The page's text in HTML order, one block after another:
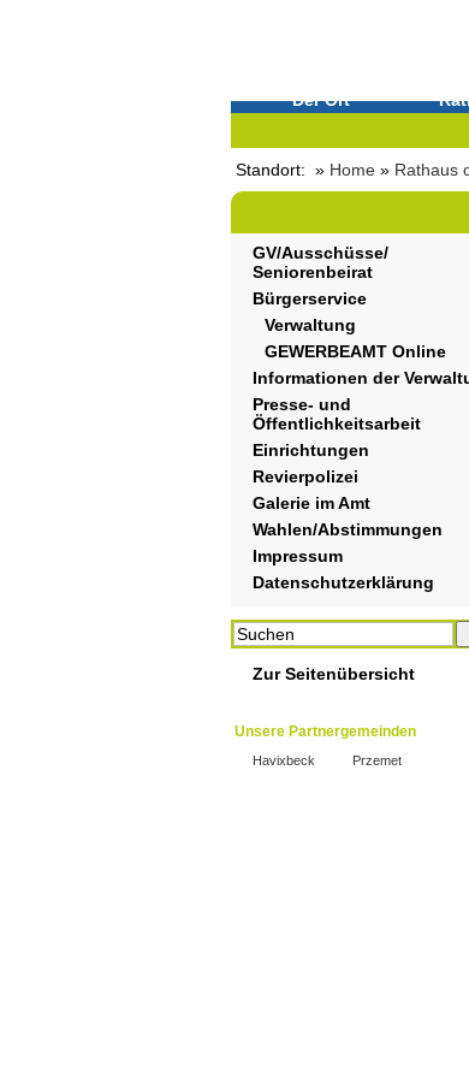
Der Ort
Standort: » Home » Rathaus
GV/Ausschüsse/
Seniorenbeirat
Bürgerservice
Verwaltung
GEWERBEAMT Online
Informationen der
Presse- und
Öffentlichkeitsarbeit
Einrichtungen
Revierpolizei
Galerie im Amt
Wahlen/Abstimmungen
Impressum
Datenschutzerklärung
Zur Seitenübersicht
Unsere Partnergemeinden
Havixbeck Przemet